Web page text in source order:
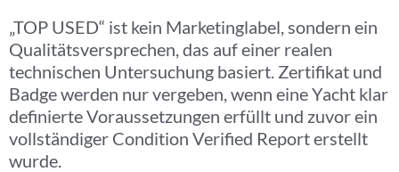
„TOP USED“ ist kein Marketinglabel, sondern ein
Qualitätsversprechen, das auf einer realen
technischen Untersuchung basiert. Zertifikat und
Badge werden nur vergeben, wenn eine Yacht klar
definierte Voraussetzungen erfüllt und zuvor ein
vollständiger Condition Verified Report erstellt
wurde.